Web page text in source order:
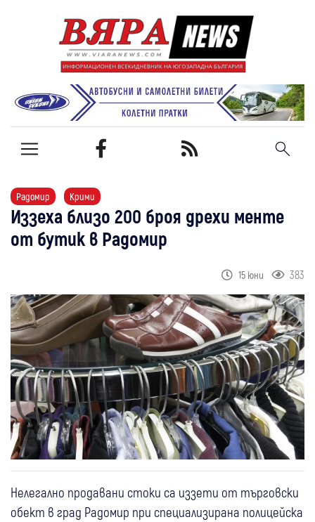
Радомир Крими
Иззеха близо 200 броя дрехи менте
от бутик в Радомир
15 юни 383
Нелегално продавани стоки са иззети от търговски
обект в град Радомир при специализирана полицейска